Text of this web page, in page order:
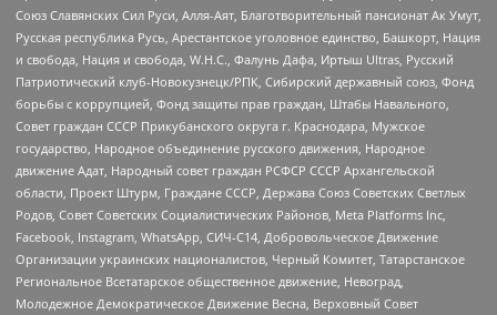
Союз Славянских Сил Руси, Алля-Аят, Благотворительный пансионат Ак Умут,
Русская республика Русь, Арестантское уголовное единство, Башкорт, Нация
и свобода, Нация и свобода, W.H.С., Фалунь Дафа, Иртыш Ultras, Русский
Патриотический клуб-Новокузнецк/РПК, Сибирский державный союз, Фонд
борьбы с коррупцией, Фонд защиты прав граждан, Штабы Навального,
Совет граждан СССР Прикубанского округа г. Краснодара, Мужское
государство, Народное объединение русского движения, Народное
движение Адат, Народный совет граждан РСФСР СССР Архангельской
области, Проект Штурм, Граждане СССР, Держава Союз Советских Светлых
Родов, Совет Советских Социалистических Районов, Meta Platforms Inc,
Facebook, Instagram, WhatsApp, СИЧ-С14, Добровольческое Движение
Организации украинских националистов, Черный Комитет, Татарстанское
Региональное Всетатарское общественное движение, Невоград,
Молодежное Демократическое Движение Весна, Верховный Совет